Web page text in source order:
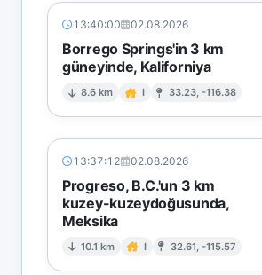
13:40:00 02.08.2026
Borrego Springs'in 3 km
güneyinde, Kaliforniya
8.6 km I 33.23, -116.38
13:37:12 02.08.2026
Progreso, B.C.'un 3 km
kuzey-kuzeydoğusunda,
Meksika
10.1 km I 32.61, -115.57